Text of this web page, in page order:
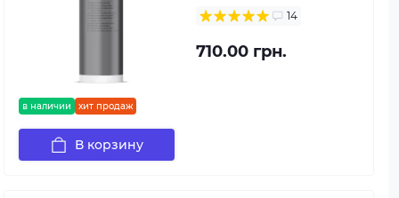
в наличии хит продаж
14
710.00 грн.
В корзину